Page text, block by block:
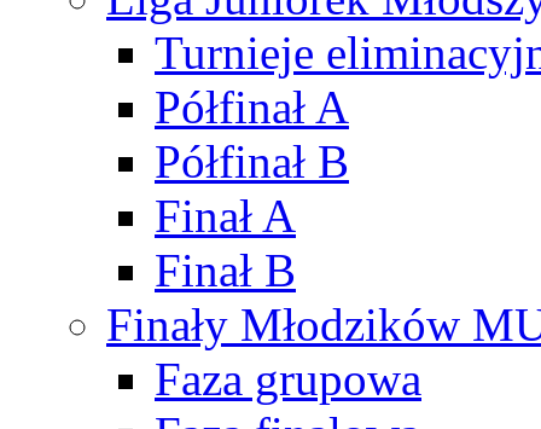
Turnieje
Półfinał A
Półfinał B
Finał A
Finał B
Finały Młodzików
Faza grupowa